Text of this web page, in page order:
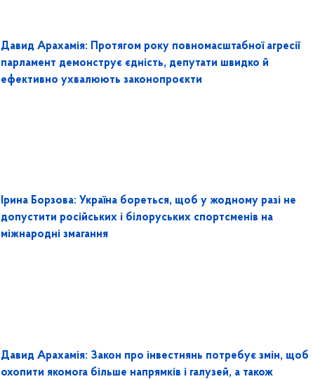
Давид Арахамія: Протягом року повномасштабної агресії
парламент демонструє єдність, депутати швидко й
ефективно ухвалюють законопроєкти
Ірина Борзова: Україна бореться, щоб у жодному разі не
допустити російських і білоруських спортсменів на
міжнародні змагання
Давид Арахамія: Закон про інвестнянь потребує змін, щоб
охопити якомога більше напрямків і галузей, а також